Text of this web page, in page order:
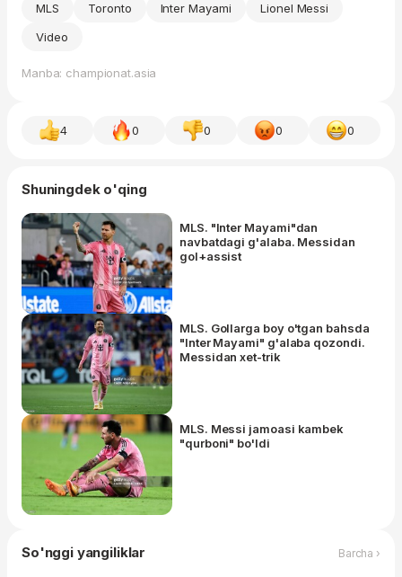
MLS Toronto Inter Mayami
Lionel Messi
Video
Manba: championat.asia
4 0 0 0 0
Shuningdek o'qing
MLS. "Inter Mayami"dan
navbatdagi g'alaba. Messidan
gol+assist
MLS. Gollarga boy o'tgan bahsda
"Inter Mayami" g'alaba qozondi.
Messidan xet-trik
MLS. Messi jamoasi kambek
"qurboni" bo'ldi
So'nggi yangiliklar Barcha ›